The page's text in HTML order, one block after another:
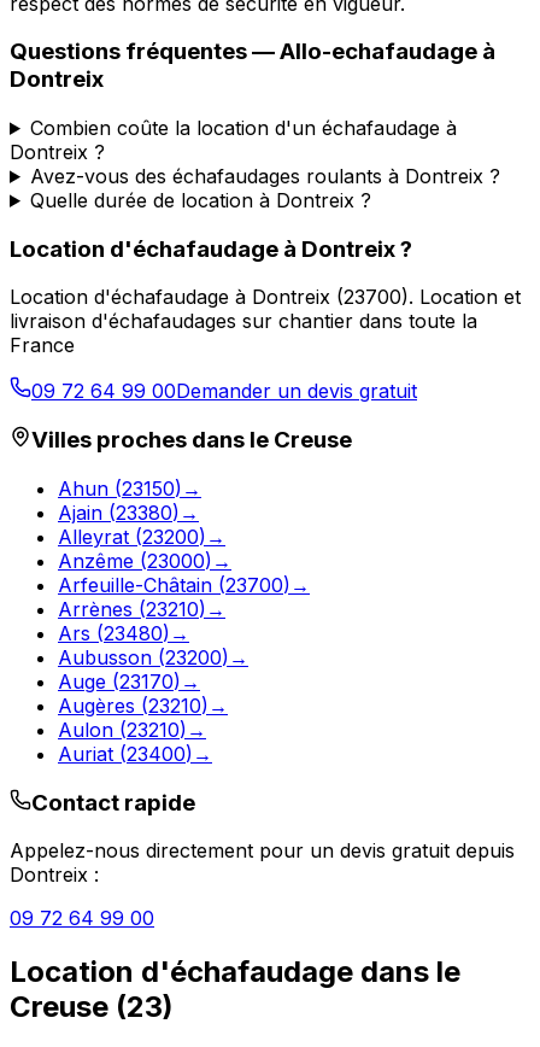
Questions fréquentes —Allo-echafaudage à
Dontreix
Combien coûte la location d'un échafaudage à
Dontreix ?
Avez-vous des échafaudages roulants à Dontreix ?
Quelle durée de location à Dontreix ?
Location d'échafaudage à Dontreix?
Location d'échafaudage à Dontreix (23700). Location et
livraison d'échafaudages sur chantier dans toute la
France
09 72 64 99 00Demander un devis gratuit
Villes proches dans le Creuse
Ahun (23150) →
Ajain (23380) →
Alleyrat (23200) →
Anzême (23000) →
Arfeuille-Châtain (23700) →
Arrènes (23210) →
Ars (23480) →
Aubusson (23200) →
Auge (23170) →
Augères (23210) →
Aulon (23210) →
Auriat (23400) →
Contact rapide
Appelez-nous directement pour un devis gratuit depuis
Dontreix :
09 72 64 99 00
Location d'échafaudage dans le
Creuse (23)